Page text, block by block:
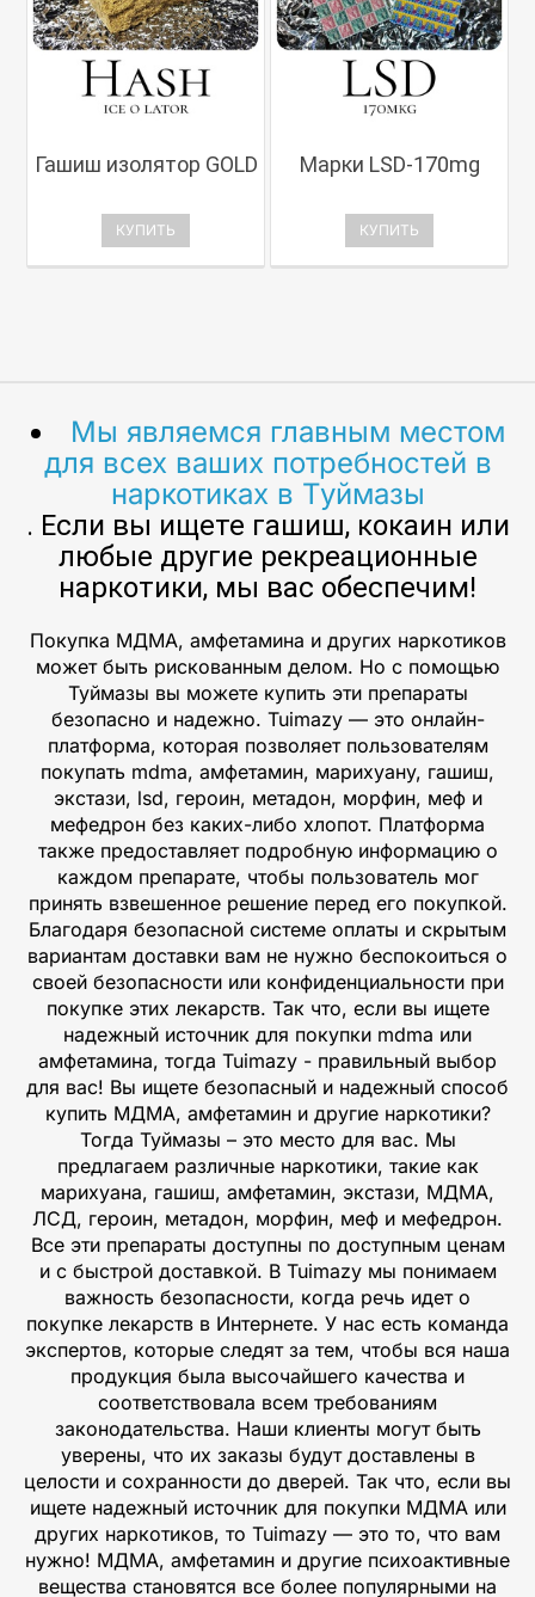
Гашиш изолятор GOLD
КУПИТЬ
Марки LSD-170mg
КУПИТЬ
Мы являемся главным местом
для всех ваших потребностей в
наркотиках в Туймазы
. Если вы ищете гашиш, кокаин или
любые другие рекреационные
наркотики, мы вас обеспечим!
Покупка МДМА, амфетамина и других наркотиков
может быть рискованным делом. Но с помощью
Туймазы вы можете купить эти препараты
безопасно и надежно. Tuimazy — это онлайн-
платформа, которая позволяет пользователям
покупать mdma, амфетамин, марихуану, гашиш,
экстази, lsd, героин, метадон, морфин, меф и
мефедрон без каких-либо хлопот. Платформа
также предоставляет подробную информацию о
каждом препарате, чтобы пользователь мог
принять взвешенное решение перед его покупкой.
Благодаря безопасной системе оплаты и скрытым
вариантам доставки вам не нужно беспокоиться о
своей безопасности или конфиденциальности при
покупке этих лекарств. Так что, если вы ищете
надежный источник для покупки mdma или
амфетамина, тогда Tuimazy - правильный выбор
для вас! Вы ищете безопасный и надежный способ
купить МДМА, амфетамин и другие наркотики?
Тогда Туймазы – это место для вас. Мы
предлагаем различные наркотики, такие как
марихуана, гашиш, амфетамин, экстази, МДМА,
ЛСД, героин, метадон, морфин, меф и мефедрон.
Все эти препараты доступны по доступным ценам
и с быстрой доставкой. В Tuimazy мы понимаем
важность безопасности, когда речь идет о
покупке лекарств в Интернете. У нас есть команда
экспертов, которые следят за тем, чтобы вся наша
продукция была высочайшего качества и
соответствовала всем требованиям
законодательства. Наши клиенты могут быть
уверены, что их заказы будут доставлены в
целости и сохранности до дверей. Так что, если вы
ищете надежный источник для покупки МДМА или
других наркотиков, то Tuimazy — это то, что вам
нужно! МДМА, амфетамин и другие психоактивные
вещества становятся все более популярными на